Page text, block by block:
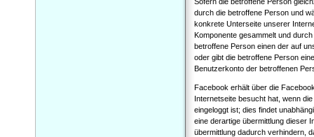
durch die betroffene Person und
konkrete Unterseite unserer
Komponente gesammelt und
betroffene Person einen der auf
oder gibt die betroffene Person
Benutzerkonto der betroffenen
Facebook erhält über die
Internetseite besucht hat, wenn
eingeloggt ist; dies findet
eine derartige übermittlung dieser
übermittlung dadurch verhindern,